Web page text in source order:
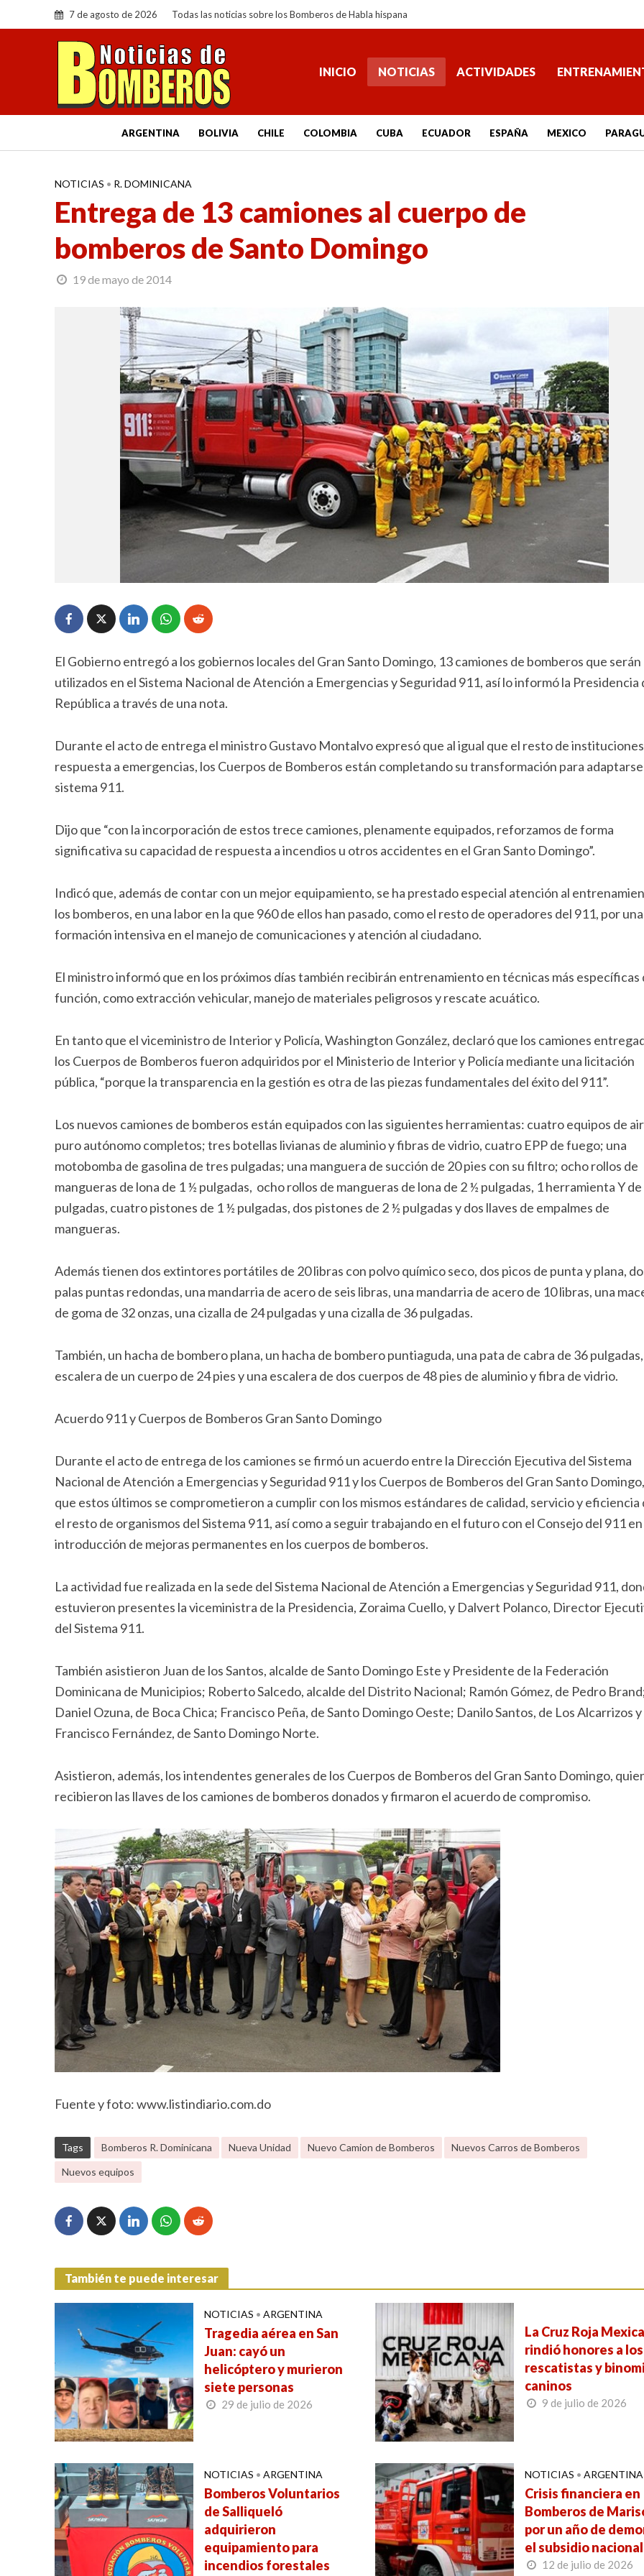
7 de agosto de 2026 Todas las noticias sobre los Bomberos de Habla hispana
INICIO NOTICIAS ACTIVIDADES
ARGENTINA BOLIVIA CHILE COLOMBIA CUBA ECUADOR ESPAÑA MEXICO
NOTICIAS • R. DOMINICANA
Entrega de 13 camiones al cuerpo de
bomberos de Santo Domingo
19 de mayo de 2014
El Gobierno entregó a los gobiernos locales del Gran Santo Domingo, 13 camiones de bomberos que serán
utilizados en el Sistema Nacional de Atención a Emergencias y Seguridad 911, así lo informó la Presidencia
República a través de una nota.
Durante el acto de entrega el ministro Gustavo Montalvo expresó que al igual que el resto de
respuesta a emergencias, los Cuerpos de Bomberos están completando su transformación para adaptarse
sistema 911.
Dijo que “con la incorporación de estos trece camiones, plenamente equipados, reforzamos de forma
significativa su capacidad de respuesta a incendios u otros accidentes en el Gran Santo Domingo”.
Indicó que, además de contar con un mejor equipamiento, se ha prestado especial atención al
los bomberos, en una labor en la que 960 de ellos han pasado, como el resto de operadores del 911, por una
formación intensiva en el manejo de comunicaciones y atención al ciudadano.
El ministro informó que en los próximos días también recibirán entrenamiento en técnicas más específicas
función, como extracción vehicular, manejo de materiales peligrosos y rescate acuático.
En tanto que el viceministro de Interior y Policía, Washington González, declaró que los camiones
los Cuerpos de Bomberos fueron adquiridos por el Ministerio de Interior y Policía mediante una licitación
pública, “porque la transparencia en la gestión es otra de las piezas fundamentales del éxito del 911”.
Los nuevos camiones de bomberos están equipados con las siguientes herramientas: cuatro equipos de
puro autónomo completos; tres botellas livianas de aluminio y fibras de vidrio, cuatro EPP de fuego; una
motobomba de gasolina de tres pulgadas; una manguera de succión de 20 pies con su filtro; ocho rollos de
mangueras de lona de 1 ½ pulgadas, ocho rollos de mangueras de lona de 2 ½ pulgadas, 1 herramienta Y
pulgadas, cuatro pistones de 1 ½ pulgadas, dos pistones de 2 ½ pulgadas y dos llaves de empalmes de
mangueras.
Además tienen dos extintores portátiles de 20 libras con polvo químico seco, dos picos de punta y plana,
palas puntas redondas, una mandarria de acero de seis libras, una mandarria de acero de 10 libras, una
de goma de 32 onzas, una cizalla de 24 pulgadas y una cizalla de 36 pulgadas.
También, un hacha de bombero plana, un hacha de bombero puntiaguda, una pata de cabra de 36
escalera de un cuerpo de 24 pies y una escalera de dos cuerpos de 48 pies de aluminio y fibra de vidrio.
Acuerdo 911 y Cuerpos de Bomberos Gran Santo Domingo
Durante el acto de entrega de los camiones se firmó un acuerdo entre la Dirección Ejecutiva del Sistema
Nacional de Atención a Emergencias y Seguridad 911 y los Cuerpos de Bomberos del Gran Santo
que estos últimos se comprometieron a cumplir con los mismos estándares de calidad, servicio y eficiencia
el resto de organismos del Sistema 911, así como a seguir trabajando en el futuro con el Consejo del 911 en
introducción de mejoras permanentes en los cuerpos de bomberos.
La actividad fue realizada en la sede del Sistema Nacional de Atención a Emergencias y Seguridad 911,
estuvieron presentes la viceministra de la Presidencia, Zoraima Cuello, y Dalvert Polanco, Director
del Sistema 911.
También asistieron Juan de los Santos, alcalde de Santo Domingo Este y Presidente de la Federación
Dominicana de Municipios; Roberto Salcedo, alcalde del Distrito Nacional; Ramón Gómez, de Pedro
Daniel Ozuna, de Boca Chica; Francisco Peña, de Santo Domingo Oeste; Danilo Santos, de Los Alcarrizos y
Francisco Fernández, de Santo Domingo Norte.
Asistieron, además, los intendentes generales de los Cuerpos de Bomberos del Gran Santo Domingo,
recibieron las llaves de los camiones de bomberos donados y firmaron el acuerdo de compromiso.
Fuente y foto: www.listindiario.com.do
Tags Bomberos R. Dominicana Nueva Unidad Nuevo Camion de Bomberos
Nuevos Carros de Bomberos
Nuevos equipos
También te puede interesar
NOTICIAS • ARGENTINA
Tragedia aérea en San
Juan: cayó un
helicóptero y murieron
siete personas
29 de julio de 2026
La Cruz Roja
rindió honores a los
rescatistas y
caninos
9 de julio de 2026
NOTICIAS • ARGENTINA
Bomberos Voluntarios
de Salliqueló
adquirieron
equipamiento para
incendios forestales
NOTICIAS • ARGENTINA
Crisis financiera en
Bomberos de
por un año de
el subsidio nacional
12 de julio de 2026